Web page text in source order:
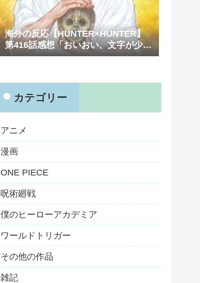
海外の反応【HUNTER×HUNTER】
第416話感想「おいおい、文字が少な
くてスッキリ読めるぞ！！」
カテゴリー
アニメ
漫画
ONE PIECE
呪術廻戦
僕のヒーローアカデミア
ワールドトリガー
その他の作品
雑記